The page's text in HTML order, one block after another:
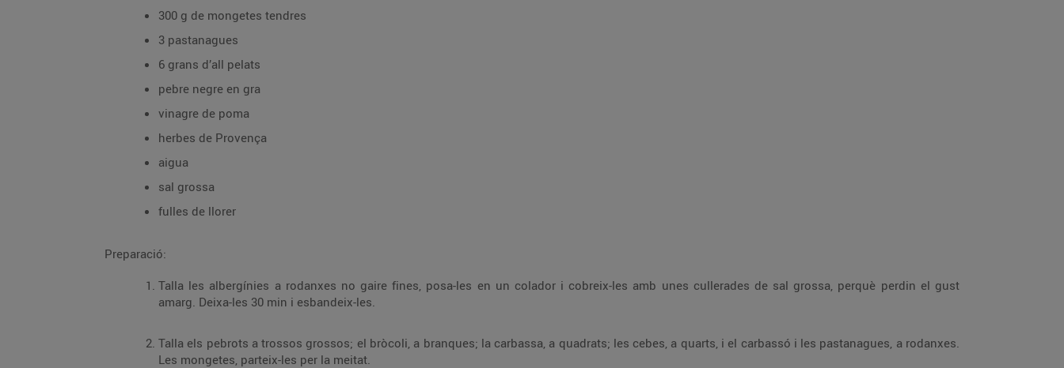
300 g de mongetes tendres
3 pastanagues
6 grans d’all pelats
pebre negre en gra
vinagre de poma
herbes de Provença
aigua
sal grossa
fulles de llorer
Preparació:
Talla les albergínies a rodanxes no gaire fines, posa-les en un colador i cobreix-les amb unes cullerades de sal grossa, perquè perdin el gust
amarg. Deixa-les 30 min i esbandeix-les.
Talla els pebrots a trossos grossos; el bròcoli, a branques; la carbassa, a quadrats; les cebes, a quarts, i el carbassó i les pastanagues, a rodanxes.
Les mongetes, parteix-les per la meitat.